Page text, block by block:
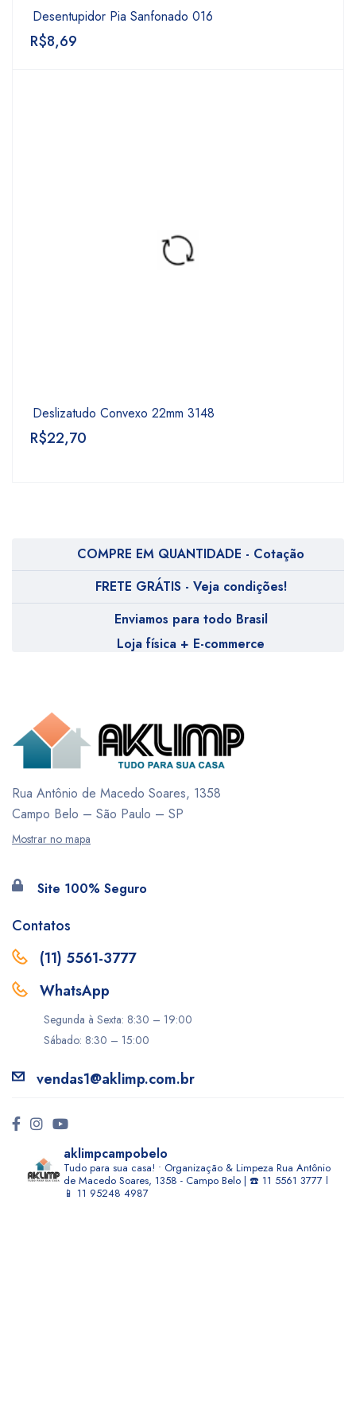
Desentupidor Pia Sanfonado 016
R$8,69
Deslizatudo Convexo 22mm 3148
R$22,70
COMPRE EM QUANTIDADE - Cotação
FRETE GRÁTIS - Veja condições!
Enviamos para todo Brasil
Loja física + E-commerce
Rua Antônio de Macedo Soares, 1358
Campo Belo – São Paulo – SP
Mostrar no mapa
Site 100% Seguro
Contatos
(11) 5561-3777
WhatsApp
Segunda à Sexta: 8:30 – 19:00
Sábado: 8:30 – 15:00
vendas1@aklimp.com.br
aklimpcampobelo
Tudo para sua casa! • Organização & Limpeza Rua Antônio
de Macedo Soares, 1358 - Campo Belo | ☎️ 11 5561 3777 l
📱 11 95248 4987